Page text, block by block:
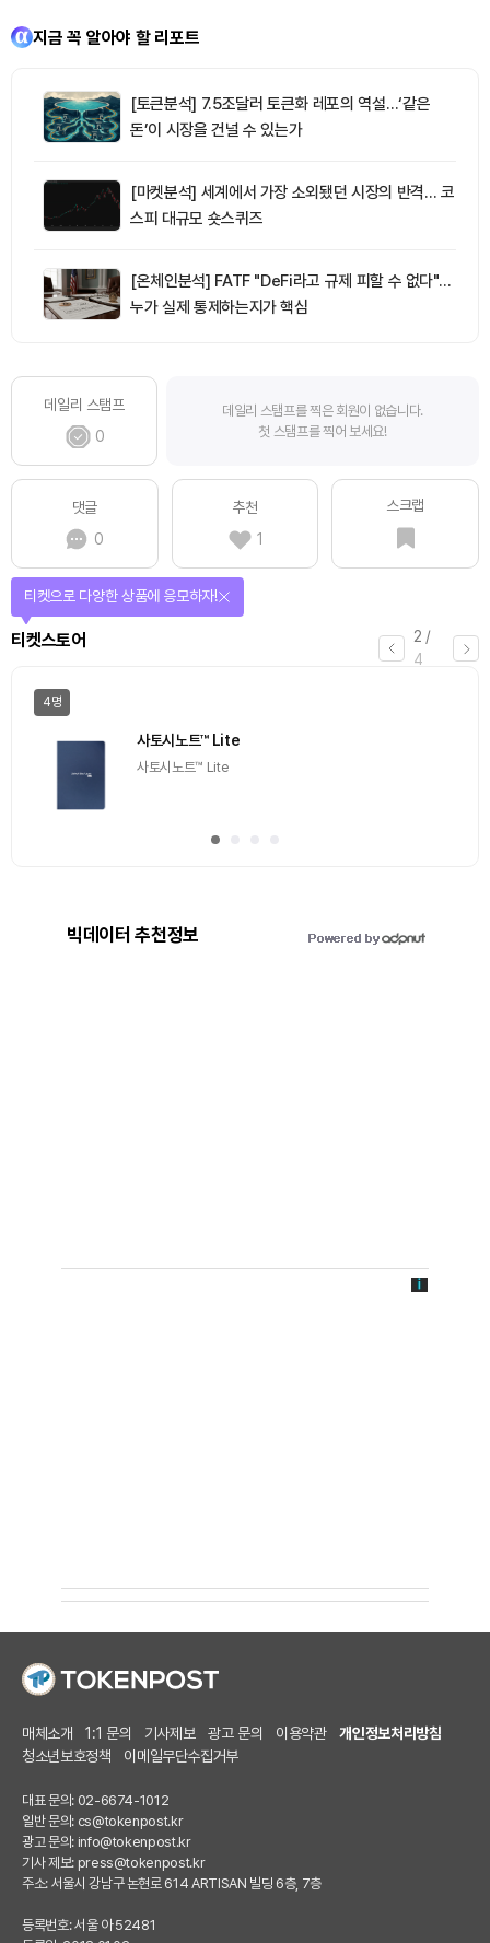
지금 꼭 알아야 할 리포트
[토큰분석] 7.5조달러 토큰화 레포의 역설…‘같은
돈’이 시장을 건널 수 있는가
[마켓분석] 세계에서 가장 소외됐던 시장의 반격… 코
스피 대규모 숏스퀴즈
[온체인분석] FATF "DeFi라고 규제 피할 수 없다"…
누가 실제 통제하는지가 핵심
데일리 스탬프
0
데일리 스탬프를 찍은 회원이 없습니다.
첫 스탬프를 찍어 보세요!
댓글
0
추천
1
스크랩
2 /
4
티켓스토어
티켓으로 다양한 상품에 응모하자!
4명
사토시노트™ Lite
사토시노트™ Lite
빅데이터 추천정보
매체소개 1:1 문의 기사제보 광고 문의 이용약관
개인정보처리방침
청소년보호정책
이메일무단수집거부
대표 문의: 02-6674-1012
일반 문의: cs@tokenpost.kr
광고 문의: info@tokenpost.kr
기사 제보: press@tokenpost.kr
주소: 서울시 강남구 논현로 614 ARTISAN 빌딩 6층, 7층
등록번호: 서울 아 52481